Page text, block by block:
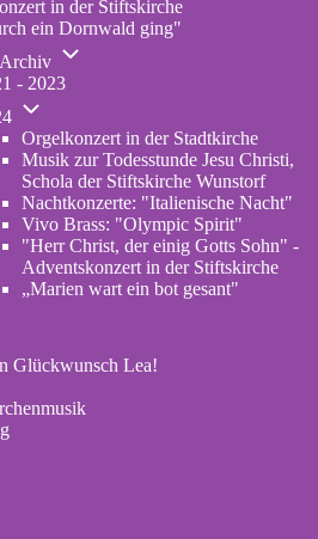
in der Stiftskirche
ein Dornwald ging"
Unternavigation
Konzerte
- 2023
Unternavigation
2024
Orgelkonzert in der Stadtkirche
Musik zur Todesstunde Jesu Christi,
Schola der Stiftskirche Wunstorf
Nachtkonzerte: "Italienische Nacht"
Vivo Brass: "Olympic Spirit"
"Herr Christ, der einig Gotts Sohn" -
Adventskonzert in der Stiftskirche
„Marien wart ein bot gesant"
Glückwunsch Lea!